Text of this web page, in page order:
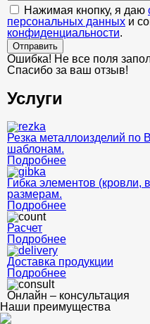
Нажимая кнопку, я даю
персональных данных и
конфиденциальности.
Отправить
Ошибка! Не все поля
Спасибо за ваш отзыв!
Услуги
Резка металлоизделий
шаблонам.
Подробнее
Гибка элементов
размерам.
Подробнее
Расчет
Подробнее
Доставка продукции
Подробнее
Онлайн – консультация
Наши преимущества